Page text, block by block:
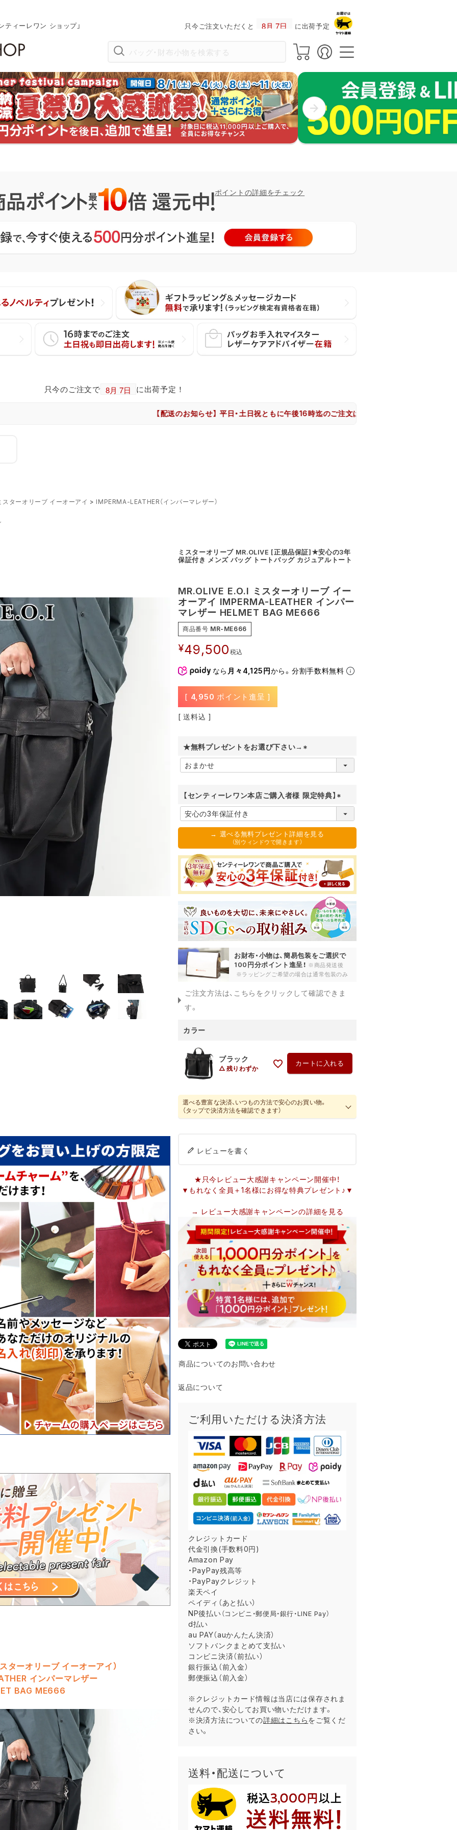
ティーレワン ショップ」 只今ご注文いただくと に出荷予定！
ポイントの詳細をチェック
只今のご注文で に出荷予定！
【配送のお知らせ】 平日・土日祝ともに午後16時迄のご注文は、大阪市からヤマト運輸で即日出荷
スターオリーブ イーオーアイ IMPERMA-LEATHER（インパーマレザー）
ターオリーブ イーオーアイ）
インパーマレザー
BAG ME666
ミスターオリーブ MR.OLIVE [正規品保証]★安心の3年
保証付き メンズ バッグ トートバッグ カジュアルトート
MR.OLIVE E.O.I ミスターオリーブ イー
オーアイ IMPERMA-LEATHER インパー
マレザー HELMET BAG ME666
商品番号 MR-ME666
¥49,500 税込
なら 月々4,125円から。分割手数料無料
[ 4,950 ポイント進呈 ]
送料込
★無料プレゼントをお選び下さい→
(
必
)
【センティーレワン本店ご購入者様 限定特典】
(
必
→ 選べる無料プレゼント詳細を見る
（別ウィンドウで開きます）
お財布・小物は、簡易包装をご選択で
100円分ポイント進呈！ ※商品発送後
※ラッピングご希望の場合は通常包装のみ
ご注文方法は、こちらをクリックして確認できま
す。
カラー
ブラック
残りわずか
カートに入れる
選べる豊富な決済、いつもの方法で安心のお買い物。
（タップで決済方法を確認できます）
レビューを書く
★只今レビュー大感謝キャンペーン開催中！
▼もれなく全員＋1名様にお得な特典プレゼント♪▼
→ レビュー大感謝キャンペーンの詳細を見る
商品についてのお問い合わせ
返品について
ご利用いただける決済方法
クレジットカード
代金引換(手数料0円)
Amazon Pay
・PayPay残高等
・PayPayクレジット
楽天ペイ
ペイディ（あと払い）
NP後払い （コンビニ・郵便局・銀行・LINE Pay）
d払い
au PAY（auかんたん決済）
ソフトバンクまとめて支払い
コンビニ決済（前払い）
銀行振込（前入金）
郵便振込（前入金）
※クレジットカード情報は当店には保存されま
せんので、安心してお買い物いただけます。
※決済方法についての詳細はこちらをご覧くだ
さい。
送料・配送について